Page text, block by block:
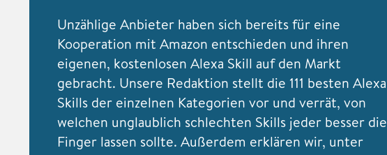
Unzählige Anbieter haben sich bereits für eine
Kooperation mit Amazon entschieden und ihren
eigenen, kostenlosen Alexa Skill auf den Markt
gebracht. Unsere Redaktion stellt die 111 besten Alexa
Skills der einzelnen Kategorien vor und verrät, von
welchen unglaublich schlechten Skills jeder besser die
Finger lassen sollte. Außerdem erklären wir, unter